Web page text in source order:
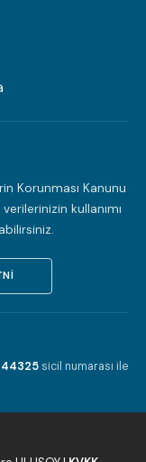
Korunması Kanunu
kullanımı
44325sicil numarası ile